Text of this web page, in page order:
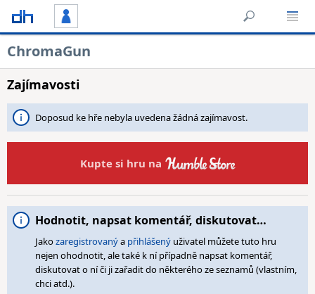
ChromaGun
Zajímavosti
Doposud ke hře nebyla uvedena žádná zajímavost.
Kupte si hru na
Hodnotit, napsat komentář, diskutovat…
Jakozaregistrovanýa přihlášený uživatel můžete tuto hru
nejen ohodnotit, ale také k ní případně napsat komentář,
diskutovat o ní či ji zařadit do některého ze seznamů (vlastním,
chci atd.).